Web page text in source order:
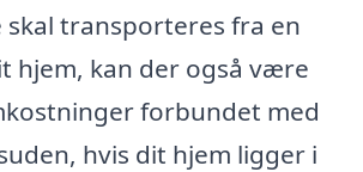
skal transporteres fra en
hjem, kan der også være
forbundet med
hvis dit hjem ligger i